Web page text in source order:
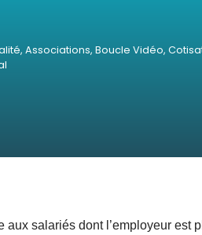
, Associations, Boucle Vidéo,
salariés dont l’employeur est